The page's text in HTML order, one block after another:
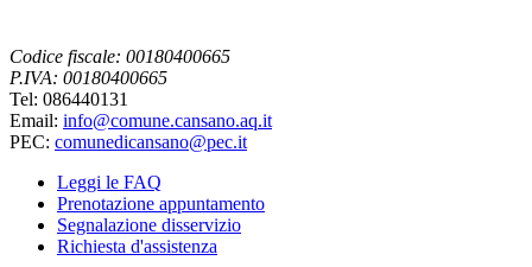
Codice fiscale: 00180400665
P.IVA: 00180400665
Tel: 086440131
Email: info@comune.cansano.aq.it
PEC: comunedicansano@pec.it
Leggi le FAQ
Prenotazione appuntamento
Segnalazione disservizio
Richiesta d'assistenza